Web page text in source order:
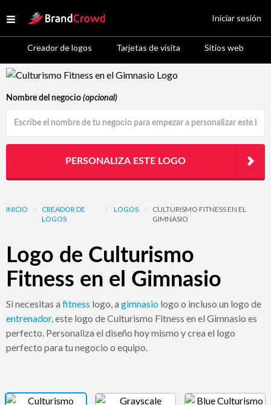
Open menu
Site Logo
Creador de logos Tarjetas de visita Sitios web
Iniciar sesión
Logo Template Preview
INICIO // CREADOR DE
LOGOS
// LOGOS //
CULTURISMO FITNESS EN EL
GIMNASIO
Logo de Culturismo
Fitness en el Gimnasio
Si necesitas a fitness logo, a gimnasio logo o incluso un logo de
entrenador, este logo de Culturismo Fitness en el Gimnasio es
perfecto. Personaliza el diseño hoy mismo y crea el logo
perfecto para tu negocio o equipo.
Nombre del negocio (opcional)
PERSONALIZA ESTE LOGO